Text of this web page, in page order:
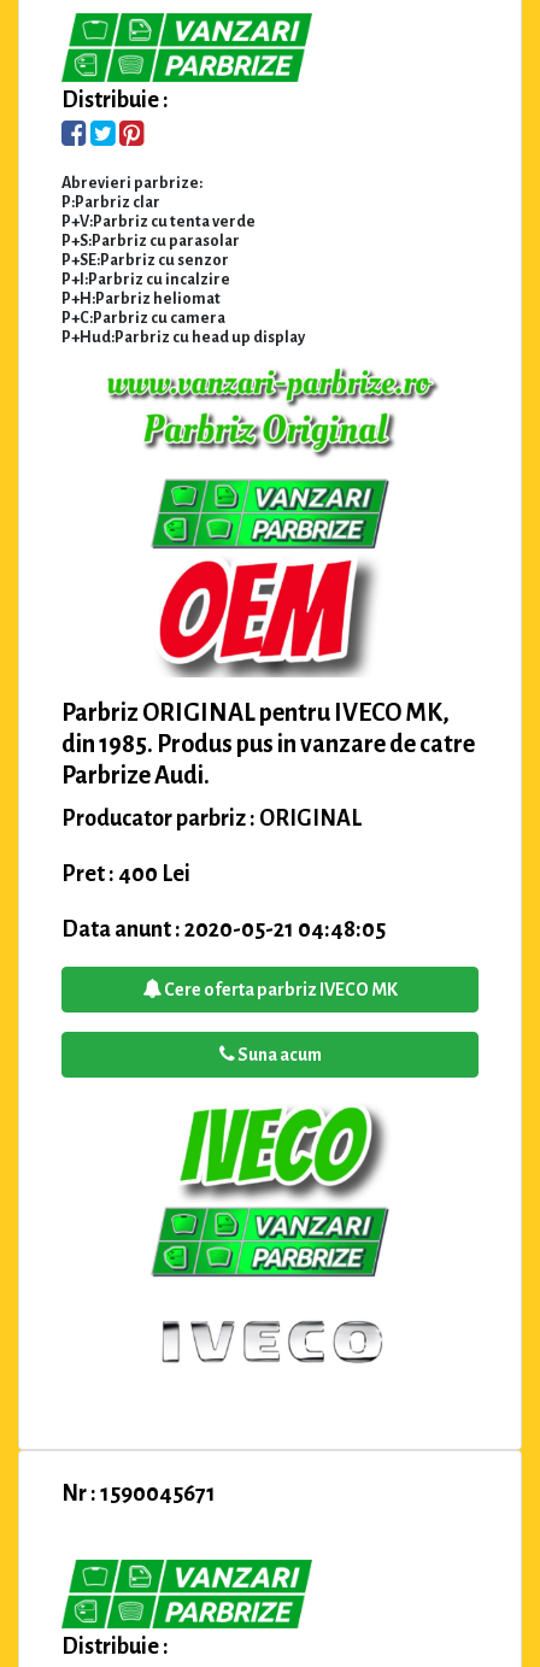
Distribuie :
Abrevieri parbrize:
P:Parbriz clar
P+V:Parbriz cu tenta verde
P+S:Parbriz cu parasolar
P+SE:Parbriz cu senzor
P+I:Parbriz cu incalzire
P+H:Parbriz heliomat
P+C:Parbriz cu camera
P+Hud:Parbriz cu head up display
Parbriz ORIGINAL pentru IVECO MK,
din 1985. Produs pus in vanzare de catre
Parbrize Audi.
Producator parbriz : ORIGINAL
Pret : 400 Lei
Data anunt : 2020-05-21 04:48:05
Cere oferta parbriz IVECO MK
Suna acum
Nr : 1590045671
Distribuie :